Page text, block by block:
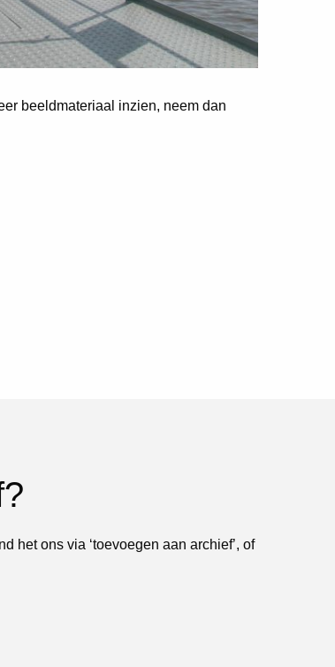
beeldmateriaal inzien, neem dan
het ons via ‘toevoegen aan archief’, of